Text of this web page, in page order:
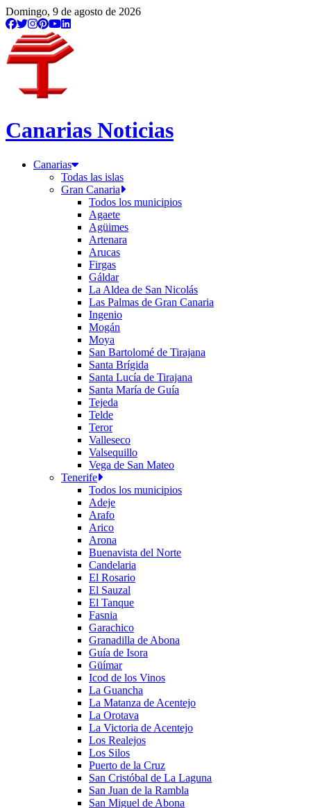
Domingo, 9 de agosto de 2026
Canarias Noticias
Canarias
Todas las islas
Gran Canaria
Todos los municipios
Agaete
Agüimes
Artenara
Arucas
Firgas
Gáldar
La Aldea de San Nicolás
Las Palmas de Gran Canaria
Ingenio
Mogán
Moya
San Bartolomé de Tirajana
Santa Brígida
Santa Lucía de Tirajana
Santa María de Guía
Tejeda
Telde
Teror
Valleseco
Valsequillo
Vega de San Mateo
Tenerife
Todos los municipios
Adeje
Arafo
Arico
Arona
Buenavista del Norte
Candelaria
El Rosario
El Sauzal
El Tanque
Fasnia
Garachico
Granadilla de Abona
Guía de Isora
Güímar
Icod de los Vinos
La Guancha
La Matanza de Acentejo
La Orotava
La Victoria de Acentejo
Los Realejos
Los Silos
Puerto de la Cruz
San Cristóbal de La Laguna
San Juan de la Rambla
San Miguel de Abona